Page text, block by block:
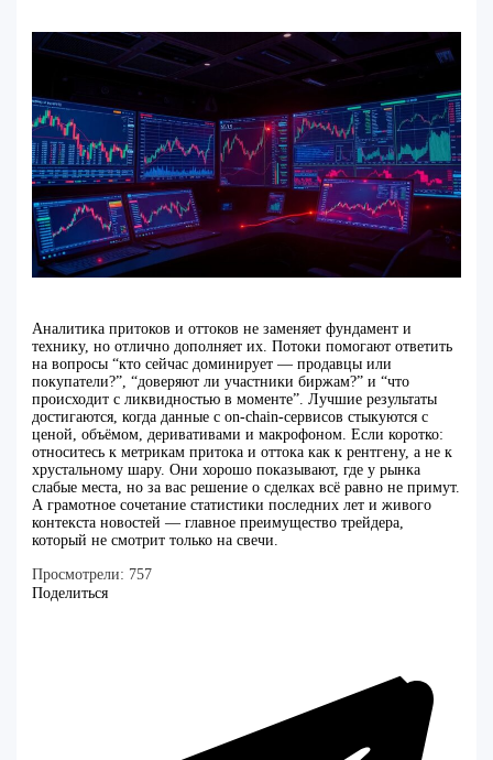
Аналитика притоков и оттоков не заменяет фундамент и
технику, но отлично дополняет их. Потоки помогают ответить
на вопросы “кто сейчас доминирует — продавцы или
покупатели?”, “доверяют ли участники биржам?” и “что
происходит с ликвидностью в моменте”. Лучшие результаты
достигаются, когда данные с on-chain‑сервисов стыкуются с
ценой, объёмом, деривативами и макрофоном. Если коротко:
относитесь к метрикам притока и оттока как к рентгену, а не к
хрустальному шару. Они хорошо показывают, где у рынка
слабые места, но за вас решение о сделках всё равно не примут.
А грамотное сочетание статистики последних лет и живого
контекста новостей — главное преимущество трейдера,
который не смотрит только на свечи.
Просмотрели: 757
Поделиться